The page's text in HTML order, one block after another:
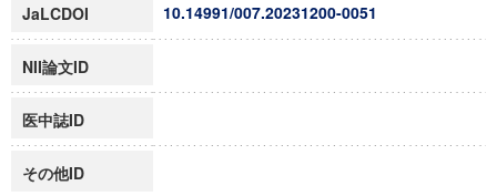
JaLCDOI 10.14991/007.20231200-0051
NII論文ID
医中誌ID
その他ID